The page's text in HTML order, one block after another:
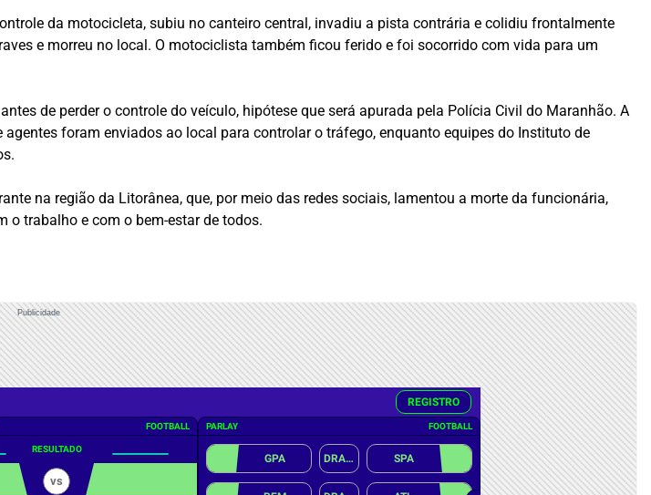
da motocicleta, subiu no canteiro central, invadiu a pista contrária e colidiu frontalmente
e morreu no local. O motociclista também ficou ferido e foi socorrido com vida para um
de perder o controle do veículo, hipótese que será apurada pela Polícia Civil do Maranhão. A
foram enviados ao local para controlar o tráfego, enquanto equipes do Instituto de
na região da Litorânea, que, por meio das redes sociais, lamentou a morte da funcionária,
o trabalho e com o bem-estar de todos.
Publicidade